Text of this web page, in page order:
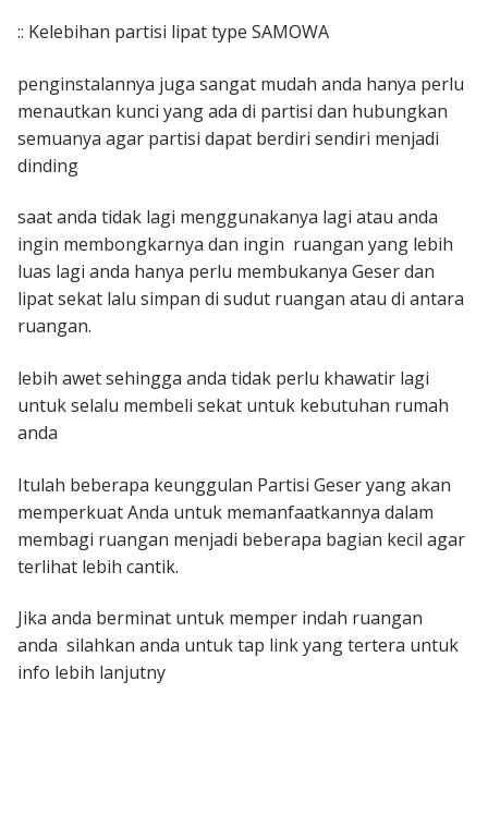
:: Kelebihan partisi lipat type SAMOWA
penginstalannya juga sangat mudah anda hanya perlu
menautkan kunci yang ada di partisi dan hubungkan
semuanya agar partisi dapat berdiri sendiri menjadi
dinding
saat anda tidak lagi menggunakanya lagi atau anda
ingin membongkarnya dan ingin ruangan yang lebih
luas lagi anda hanya perlu membukanya Geser dan
lipat sekat lalu simpan di sudut ruangan atau di antara
ruangan.
lebih awet sehingga anda tidak perlu khawatir lagi
untuk selalu membeli sekat untuk kebutuhan rumah
anda
Itulah beberapa keunggulan Partisi Geser yang akan
memperkuat Anda untuk memanfaatkannya dalam
membagi ruangan menjadi beberapa bagian kecil agar
terlihat lebih cantik.
Jika anda berminat untuk memper indah ruangan
anda silahkan anda untuk tap link yang tertera untuk
info lebih lanjutny